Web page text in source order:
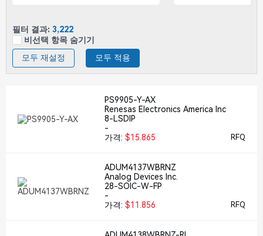
필터 결과: 3,222
비선택 항목 숨기기
모두 재설정
모두 적용
PS9905-Y-AX
Renesas Electronics America Inc
8-LSDIP
-
가격: $15.865 RFQ
ADUM4137WBRNZ
Analog Devices Inc.
28-SOIC-W-FP
-
가격: $11.856 RFQ